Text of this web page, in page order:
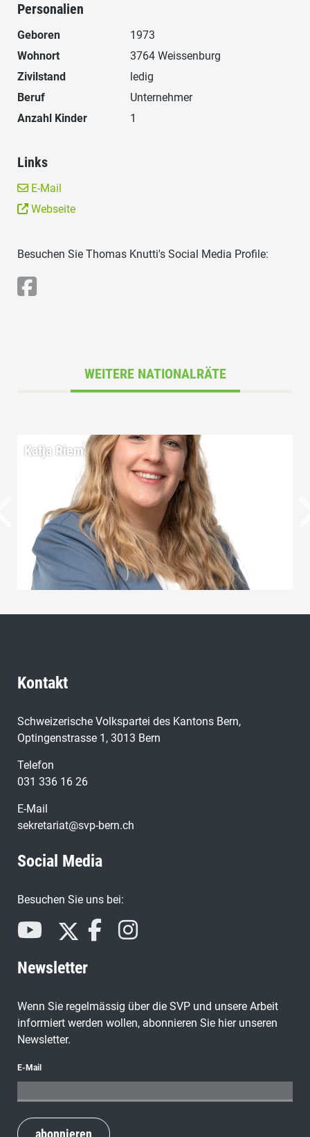
Personalien
Geboren
1973
Wohnort
3764 Weissenburg
Zivilstand
ledig
Beruf
Unternehmer
Anzahl Kinder
1
Links
E-Mail
Webseite
Besuchen Sie Thomas Knutti's Social Media Profile:
WEITERE NATIONALRÄTE
Katja Riem
Kontakt
Schweizerische Volkspartei des Kantons Bern,
Optingenstrasse 1, 3013 Bern
Telefon
031 336 16 26
E-Mail
sekretariat@svp-bern.ch
Social Media
Besuchen Sie uns bei:
Newsletter
Wenn Sie regelmässig über die SVP und unsere Arbeit
informiert werden wollen, abonnieren Sie hier unseren
Newsletter.
E-Mail
abonnieren